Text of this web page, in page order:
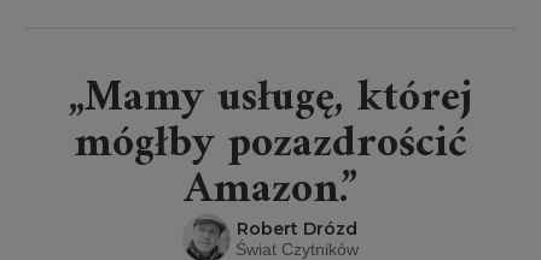
„Mamy usługę, której
mógłby pozazdrościć
Amazon.”
Robert Drózd
Świat Czytników